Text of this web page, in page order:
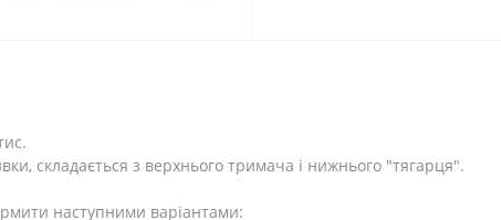
складається з верхнього тримача і нижнього "тягарця".
наступними варіантами: